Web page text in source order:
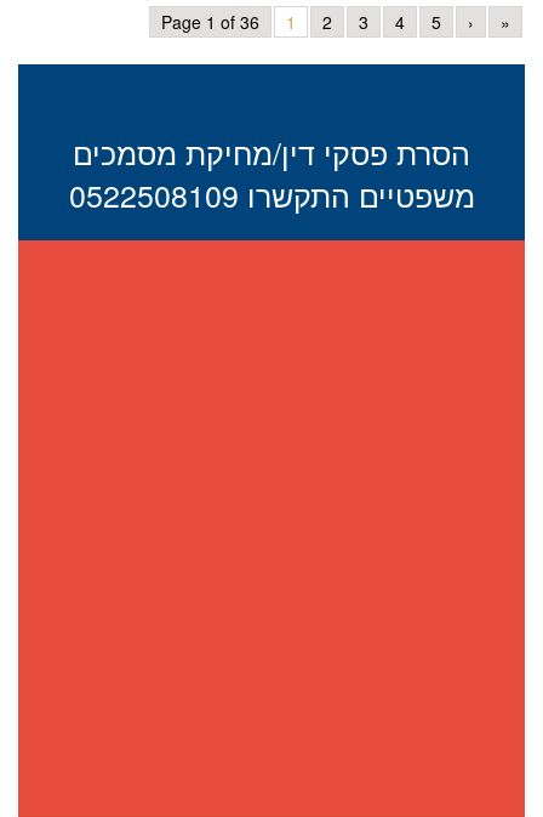
Page 1 of 36 1 2 3 4 5 › »
הסרת פסקי דין/מחיקת מסמכים
משפטיים התקשרו 0522508109